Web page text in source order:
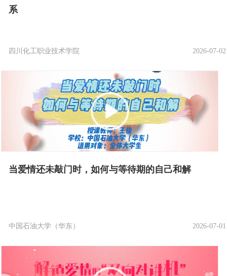
系
四川化工职业技术学院 2026-07-02
当爱情还未敲门时，如何与等待期的自己和解
中国石油大学（华东） 2026-07-01